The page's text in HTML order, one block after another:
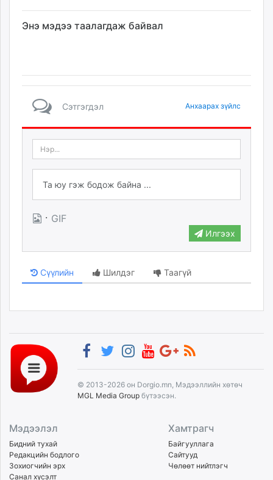
Энэ мэдээ таалагдаж байвал
Сэтгэгдэл Анхаарах зүйлс
· GIF
Илгээх
Сүүлийн Шилдэг Таагүй
© 2013-2026 он Dorgio.mn, Мэдээллийн хөтөч
MGL Media Group бүтээсэн.
Мэдээлэл
Бидний тухай
Редакцийн бодлого
Зохиогчийн эрх
Санал хүсэлт
Хамтрагч
Байгууллага
Сайтууд
Чөлөөт нийтлэгч